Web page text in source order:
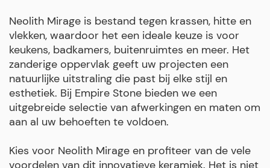
Neolith Mirage is bestand tegen krassen, hitte en
vlekken, waardoor het een ideale keuze is voor
keukens, badkamers, buitenruimtes en meer. Het
zanderige oppervlak geeft uw projecten een
natuurlijke uitstraling die past bij elke stijl en
esthetiek. Bij Empire Stone bieden we een
uitgebreide selectie van afwerkingen en maten om
aan al uw behoeften te voldoen.
Kies voor Neolith Mirage en profiteer van de vele
voordelen van dit innovatieve keramiek. Het is niet